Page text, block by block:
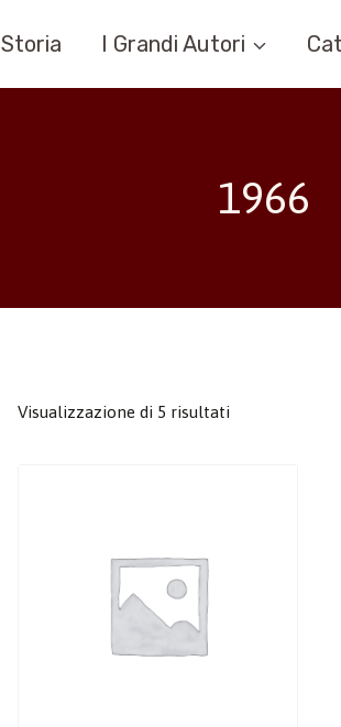
Storia I Grandi Autori
1966
Visualizzazione di 5 risultati